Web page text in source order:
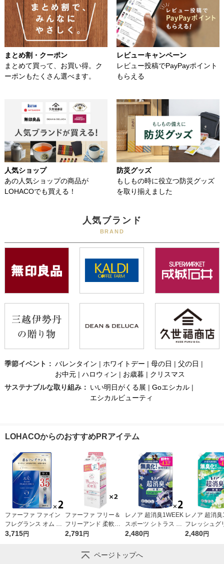
まとめ割・クーポン
まとめて買って、お買い得。ク
ーポンもたくさん選べます。
レビューキャンペーン
レビュー投稿でPayPayポイント
もらえる
人気ショップ
あの人気ショップの商品が
LOHACOでも買える！
防災グッズ
もしもの時に役立つ防災グッズ
を取り揃えました
人気ブランド
BRAND
季節イベント： バレンタイン | ホワイトデー | 母の日 | 父の日 |
お中元| ハロウィン | お歳暮 | クリスマス
サステナブルな取り組み： いい明日がくる展 | Goエシカル|
エシカルビューティ
LOHACOからのおすすめPRアイテム
ファーファ ファイン
フレグランス オム 詰
め替え 特大 2000mL
3,715円
ファーファ フリー＆
フリーアンド 柔軟剤
無香料 詰め替え 1500
柔軟剤 NSファーフ
ァ・ジャパン
2,791円
レノア 超消臭1WEEK
スポーツ シトラス 詰
め替え 超特大 1380m
柔軟剤 P＆G
2,480円
レノア 超消
フレッシュグ
香り 詰め替え
2,480円
ページトップへ